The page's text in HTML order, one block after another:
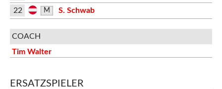
22 M S. Schwab
COACH
Tim Walter
ERSATZSPIELER